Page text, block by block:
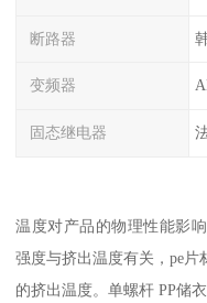
断路器
变频器
固态继电器
温度对产品的物理性能影
强度与挤出温度有关，pe
的挤出温度。单螺杆 PP储